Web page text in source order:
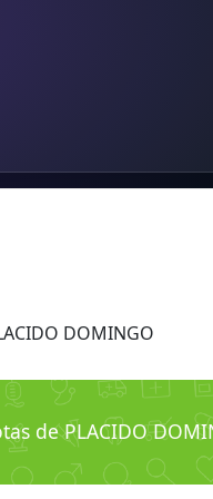
DOMINGO
de PLACIDO